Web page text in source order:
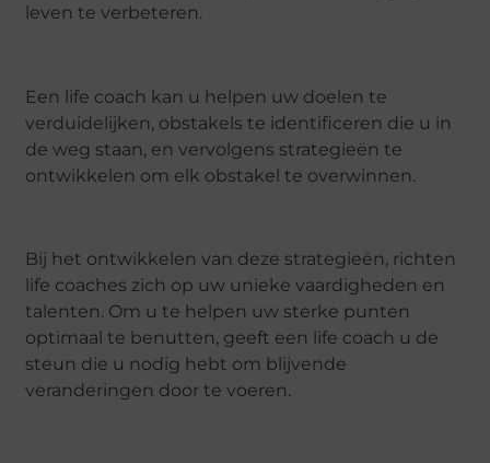
leven te verbeteren.
Een life coach kan u helpen uw doelen te
verduidelijken, obstakels te identificeren die u in
de weg staan, en vervolgens strategieën te
ontwikkelen om elk obstakel te overwinnen.
Bij het ontwikkelen van deze strategieën, richten
life coaches zich op uw unieke vaardigheden en
talenten. Om u te helpen uw sterke punten
optimaal te benutten, geeft een life coach u de
steun die u nodig hebt om blijvende
veranderingen door te voeren.